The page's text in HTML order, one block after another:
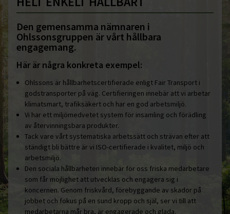
Landskrona
Lomma
Malmö
Osby
Perstorp
Sigtuna
Simrishamn
Sjöbo
Skara
Staffanstorp
Surahammar
Svalöv
Den gemensamma nämnaren i
Ohlssonsgruppen är vårt hållbara
engagemang.
Här är några konkreta exempel:
Ohlssons är hållbarhetscertifierade enligt Fair Transport i
godstransporter på väg. Certifieringen innebär att vi arbetar
klimatsmart, trafiksäkert och har en god arbetsmiljö.
Vi har ett miljömedvetet system för insamling och förädling
av återvinningsbara produkter.
Tack vare vårt systematiska arbetssätt och strävan efter att
ständigt bli bättre är vi ISO-certifierade i kvalitet, miljö och
arbetsmiljö.
Den sociala hållbarheten innebär för oss friska medarbetare
som får möjlighet att utvecklas och engagera sig i
koncernen. Genom friskvård, förebyggande av skador på
jobbet och fokus på en sund kropp och själ, ser vi till att
medarbetarna mår bra, är engagerade och glada.